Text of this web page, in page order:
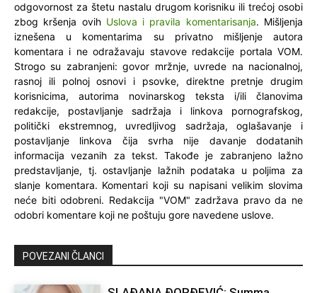
odgovornost za štetu nastalu drugom korisniku ili trećoj osobi
zbog kršenja ovih Uslova i pravila komentarisanja. Mišljenja
iznešena u komentarima su privatno mišljenje autora
komentara i ne odražavaju stavove redakcije portala VOM.
Strogo su zabranjeni: govor mržnje, uvrede na nacionalnoj,
rasnoj ili polnoj osnovi i psovke, direktne pretnje drugim
korisnicima, autorima novinarskog teksta i/ili članovima
redakcije, postavljanje sadržaja i linkova pornografskog,
politički ekstremnog, uvredljivog sadržaja, oglašavanje i
postavljanje linkova čija svrha nije davanje dodatanih
informacija vezanih za tekst. Takođe je zabranjeno lažno
predstavljanje, tj. ostavljanje lažnih podataka u poljima za
slanje komentara. Komentari koji su napisani velikim slovima
neće biti odobreni. Redakcija "VOM" zadržava pravo da ne
odobri komentare koji ne poštuju gore navedene uslove.
WEB PREPORUKE